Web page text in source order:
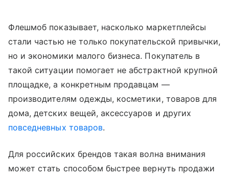
Флешмоб показывает, насколько маркетплейсы
стали частью не только покупательской привычки,
но и экономики малого бизнеса. Покупатель в
такой ситуации помогает не абстрактной крупной
площадке, а конкретным продавцам —
производителям одежды, косметики, товаров для
дома, детских вещей, аксессуаров и других
повседневных товаров.
Для российских брендов такая волна внимания
может стать способом быстрее вернуть продажи